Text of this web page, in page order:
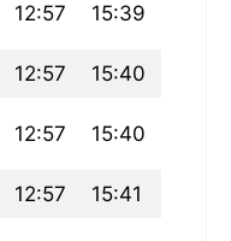
12:57 15:39
12:57 15:40
12:57 15:40
12:57 15:41